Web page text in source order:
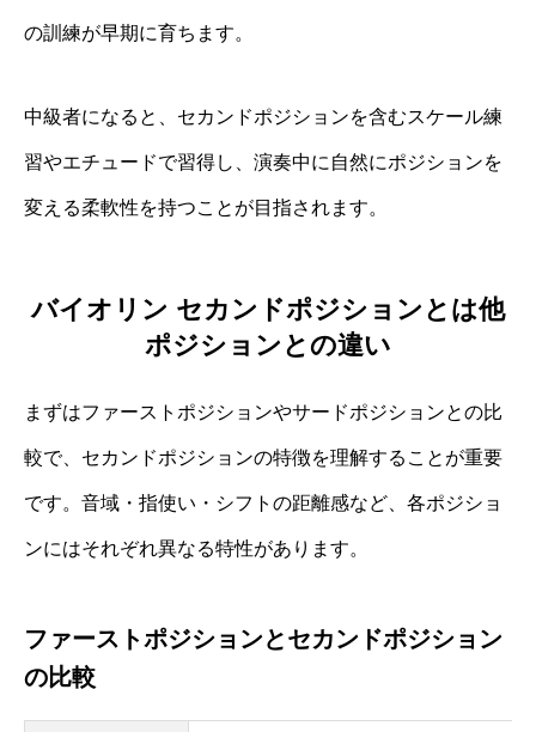
の訓練が早期に育ちます。
中級者になると、セカンドポジションを含むスケール練
習やエチュードで習得し、演奏中に自然にポジションを
変える柔軟性を持つことが目指されます。
バイオリン セカンドポジションとは他
ポジションとの違い
まずはファーストポジションやサードポジションとの比
較で、セカンドポジションの特徴を理解することが重要
です。音域・指使い・シフトの距離感など、各ポジショ
ンにはそれぞれ異なる特性があります。
ファーストポジションとセカンドポジション
の比較